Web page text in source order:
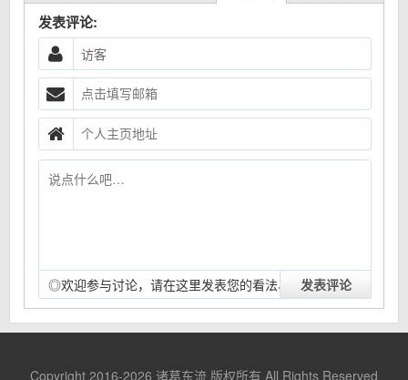
发表评论:
◎欢迎参与讨论，请在这里发表您的看法、交流您的观
点。
Copyright 2016-2026 诸葛东流 版权所有 All Rights Reserved